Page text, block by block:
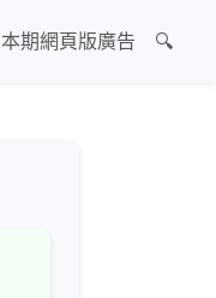
本期網頁版廣告 🔍